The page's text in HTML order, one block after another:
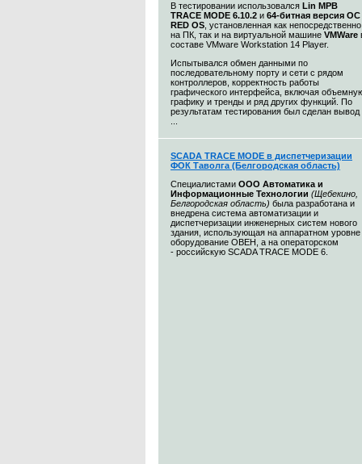
В тестировании использовался Lin МРВ
TRACE MODE 6.10.2 и 64-битная версия ОС
RED OS , установленная как непосредственно
на ПК, так и на виртуальной машине VMWare
составе VMware Workstation 14 Player.
Испытывался обмен данными по
последовательному порту и сети c рядом
контроллеров, корректность работы
графического интерфейса, включая
графику и тренды и ряд других функций. По
результатам тестирования был сделан вывод
SCADA TRACE MODE в диспетчеризации
ФОК Таволга (Белгородская область)
Специалистами ООО Автоматика и
Информационные Технологии (Щебекино,
Белгородская область) была разработана и
внедрена система автоматизации и
диспетчеризации инженерных систем нового
здания, использующая на аппаратном уровне
оборудование ОВЕН, а на операторском
- российскую SCADA TRACE MODE 6.